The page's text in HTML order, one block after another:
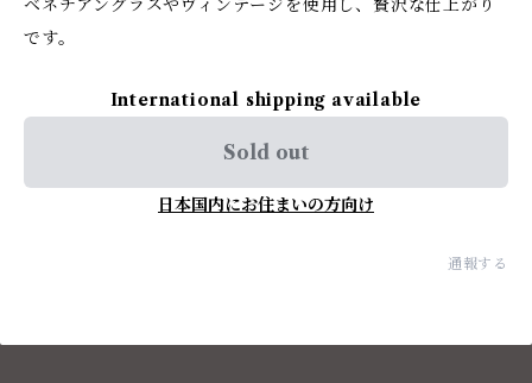
ベネチアングラスやヴィンテージを使用し、贅沢な仕上がり
です。
International shipping available
Sold out
日本国内にお住まいの方向け
通報する